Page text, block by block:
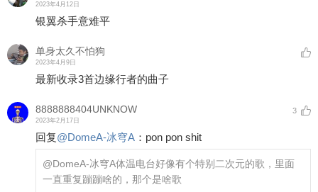
2023年4月12日
银翼杀手意难平
单身太久不怕狗
2023年4月9日
最新收录3首边缘行者的曲子
8888888404UNKNOW
2023年2月17日
3
回复@DomeA-冰穹A ： pon pon shit
@DomeA-冰穹A体温电台好像有个特别二次元的歌，里面
一直重复蹦蹦啥的，那个是啥歌